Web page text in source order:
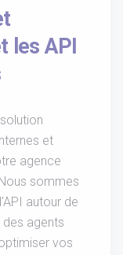
les API
et
agence
sommes
autour de
des agents
vos